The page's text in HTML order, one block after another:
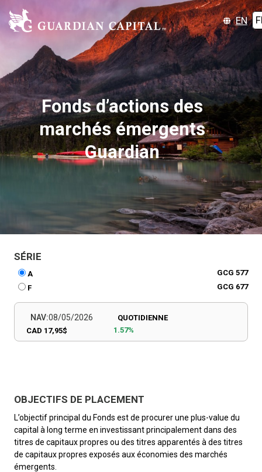
EN
Fonds d’actions des
marchés émergents
Guardian
SÉRIE
A
GCG 577
F
GCG 677
NAV:08/05/2026
CAD 17,95$
QUOTIDIENNE
1.57%
OBJECTIFS DE PLACEMENT
L’objectif principal du Fonds est de procurer une plus-value du
capital à long terme en investissant principalement dans des
titres de capitaux propres ou des titres apparentés à des titres
de capitaux propres exposés aux économies des marchés
émergents.